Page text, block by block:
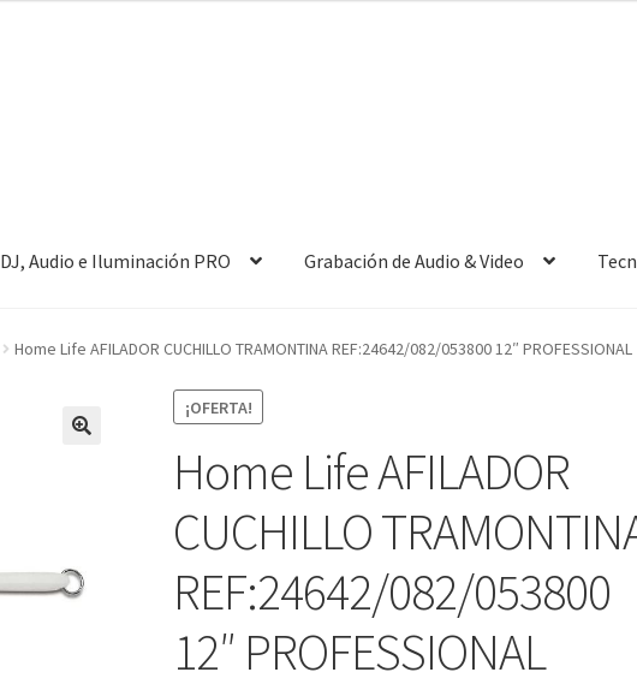
DJ, Audio e Iluminación PRO Grabación de Audio & Video
Home Life AFILADOR CUCHILLO TRAMONTINA REF:24642/082/053800 12″ PROFESSIONAL
¡OFERTA!
Home Life AFILADOR
CUCHILLO
REF:24642/082/053800
12″ PROFESSIONAL